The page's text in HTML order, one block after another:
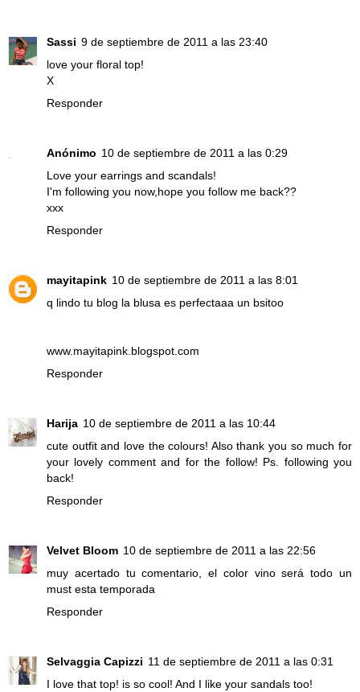
Sassi 9 de septiembre de 2011 a las 23:40
love your floral top!
X
Responder
Anónimo 10 de septiembre de 2011 a las 0:29
Love your earrings and scandals!
I'm following you now,hope you follow me back??
xxx
Responder
mayitapink 10 de septiembre de 2011 a las 8:01
q lindo tu blog la blusa es perfectaaa un bsitoo
www.mayitapink.blogspot.com
Responder
Harija 10 de septiembre de 2011 a las 10:44
cute outfit and love the colours! Also thank you so much for
your lovely comment and for the follow! Ps. following you
back!
Responder
Velvet Bloom 10 de septiembre de 2011 a las 22:56
muy acertado tu comentario, el color vino será todo un
must esta temporada
Responder
Selvaggia Capizzi 11 de septiembre de 2011 a las 0:31
I love that top! is so cool! And I like your sandals too!